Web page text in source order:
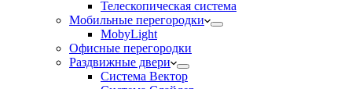
Телескопическая система
Мобильные перегородки
MobyLight
Офисные перегородки
Раздвижные двери
Система Вектор